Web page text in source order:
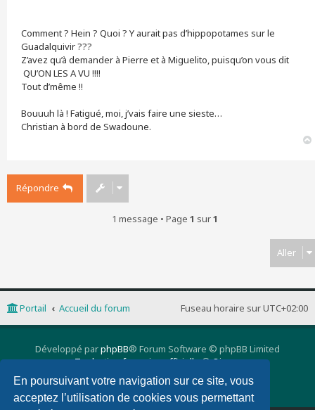
En poursuivant votre navigation sur ce site, vous
acceptez l’utilisation de cookies vous permettant
Comment ? Hein ? Quoi ? Y aurait pas d’hippopotames sur le
Guadalquivir ???
Z’avez qu’à demander à Pierre et à Miguelito, puisqu’on vous dit
QU’ON LES A VU !!!!
Tout d’même !!
Bouuuh là ! Fatigué, moi, j’vais faire une sieste…
Christian à bord de Swadoune.
Répondre
1 message • Page 1 sur1
Aller
Fuseau horaire surUTC+02:00
Portail Accueil du forum
Développé parphpBB® Forum Software © phpBB Limited
Traduction française officielle©Qiaeru
phpBB 3 Quarto theme by
PixelGoose Studio
Confidentialité| Conditions